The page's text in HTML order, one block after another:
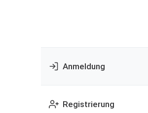
Anmeldung
Registrierung